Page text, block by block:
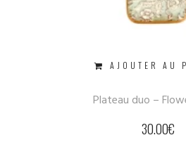
AJOUTER AU
Plateau duo –
30.00€